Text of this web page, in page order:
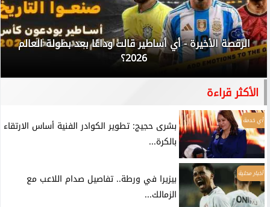
الرقصة الأخيرة - أي أساطير قالت وداعًا بعد بطولة العالم
2026؟
الأكثر قراءة
أي خدمة
بشرى حجيج: تطوير الكوادر الفنية أساس الارتقاء
بالكرة...
أخبار محلية
بيزيرا في ورطة.. تفاصيل صدام اللاعب مع
الزمالك...